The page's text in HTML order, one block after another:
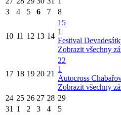
3
4 5 6 7 8
10 11 12 13 14
15
1
Festival
Zobrazit všechny
17 18 19 20 21
22
1
Autocross
Zobrazit všechny
24 25 26 27 28 29
31 1 2 3 4 5